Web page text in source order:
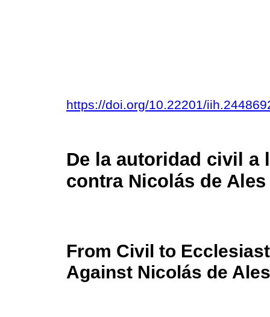
https://doi.org/10.22201/
De la autoridad civil a
contra Nicolás de Ales
From Civil to
Against Nicolás de